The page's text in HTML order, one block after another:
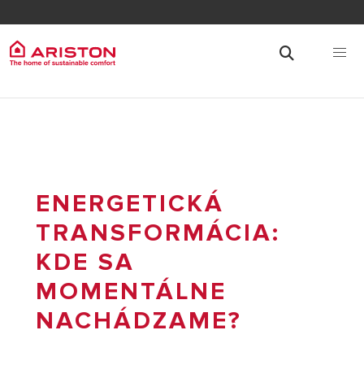
ENERGETICKÁ
TRANSFORMÁCIA:
KDE SA
MOMENTÁLNE
NACHÁDZAME?